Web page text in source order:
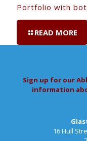
Portfolio with
READ MORE
Sign up for our
information
16 Hull